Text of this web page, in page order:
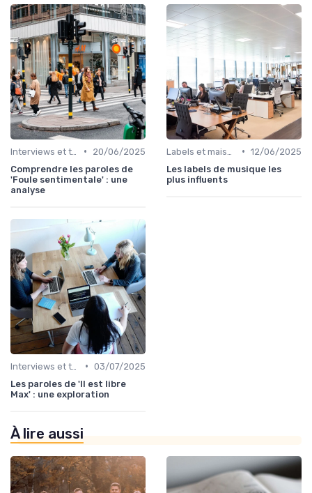
•
20/06/2025
Comprendre les paroles de
'Foule sentimentale' : une
analyse
• 12/06/2025
Les labels de musique les
plus influents
• 03/07/2025
Les paroles de 'Il est libre
Max' : une exploration
À lire aussi